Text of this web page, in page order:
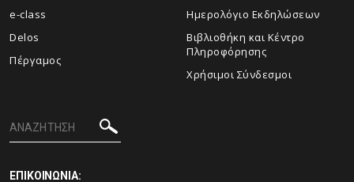
e-class
Delos
Πέργαμος
Ημερολόγιο Εκδηλώσεων
Βιβλιοθήκη και Κέντρο
Πληροφόρησης
Χρήσιμοι Σύνδεσμοι
ΕΠΙΚΟΙΝΩΝΙΑ: